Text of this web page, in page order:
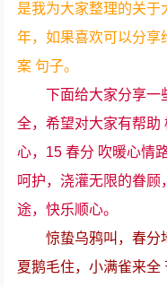
是我为大家整理的关于
年，如果喜欢可以分享
案 句子。
下面给大家分享一
全，希望对大家有帮助
心，15 春分 吹暖心情
呵护，浇灌无限的眷
途，快乐顺心。
惊蛰乌鸦叫，春分
夏鹅毛住，小满雀来全